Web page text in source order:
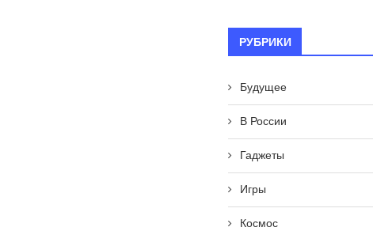
РУБРИКИ
Будущее
В России
Гаджеты
Игры
Космос